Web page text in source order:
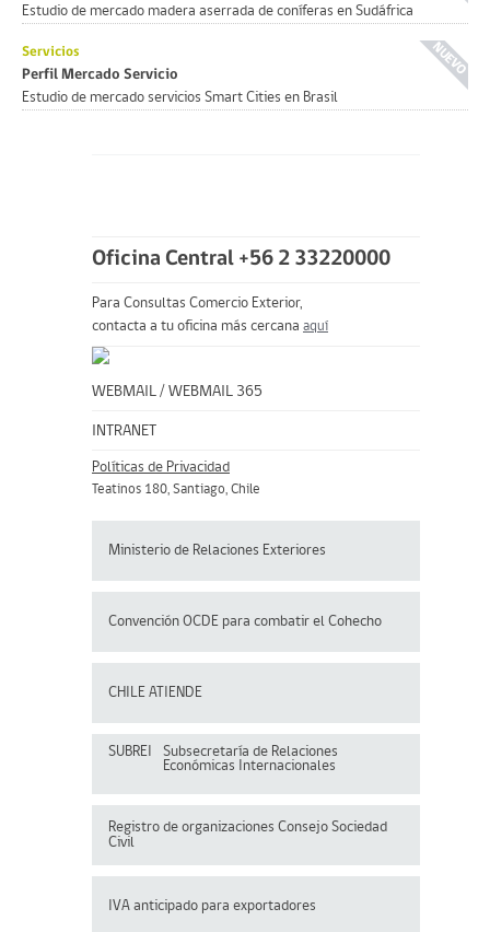
Estudio de mercado madera aserrada de coníferas en Sudáfrica
Servicios
Perfil Mercado Servicio
Estudio de mercado servicios Smart Cities en Brasil
Oficina Central +56 2 33220000
Para Consultas Comercio Exterior,
contacta a tu oficina más cercana aquí
WEBMAIL / WEBMAIL 365
INTRANET
Políticas de Privacidad
Teatinos 180, Santiago, Chile
Ministerio de Relaciones Exteriores
Convención OCDE para combatir el Cohecho
CHILE ATIENDE
SUBREI
Subsecretaría de Relaciones
Económicas Internacionales
Registro de organizaciones Consejo Sociedad
Civil
IVA anticipado para exportadores